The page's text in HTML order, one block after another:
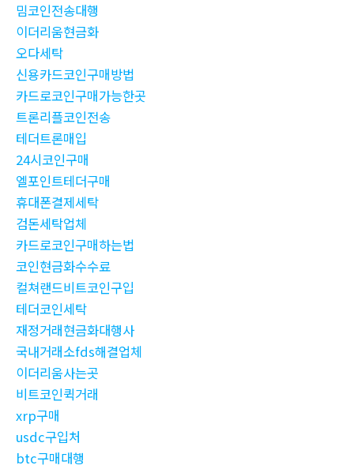
밈코인전송대행
이더리움현금화
오다세탁
신용카드코인구매방법
카드로코인구매가능한곳
트론리플코인전송
테더트론매입
24시코인구매
엘포인트테더구매
휴대폰결제세탁
검돈세탁업체
카드로코인구매하는법
코인현금화수수료
컬쳐랜드비트코인구입
테더코인세탁
재정거래현금화대행사
국내거래소fds해결업체
이더리움사는곳
비트코인퀵거래
xrp구매
usdc구입처
btc구매대행